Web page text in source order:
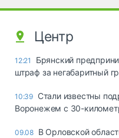
Центр
12:21
Брянский
штраф за негабаритный
10:39 Стали известны
Воронежем с 30-
09.08 В Орловской